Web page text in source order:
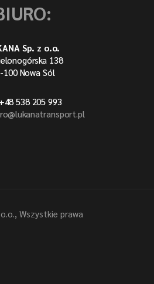
Sp. z o.o.
138
100 Nowa Sól
538 205 993
, Wszystkie prawa